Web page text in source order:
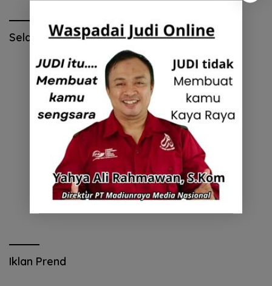
Selamat Hari Pendidikan Nasional
Iklan Prend